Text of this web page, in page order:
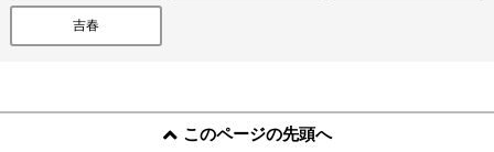
吉春
このページの先頭へ